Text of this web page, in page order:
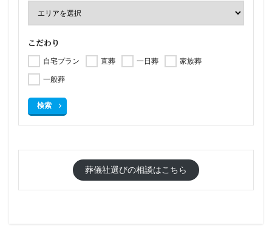
こだわり
自宅プラン 直葬 一日葬
家族葬
一般葬
検索
葬儀社選びの相談はこちら